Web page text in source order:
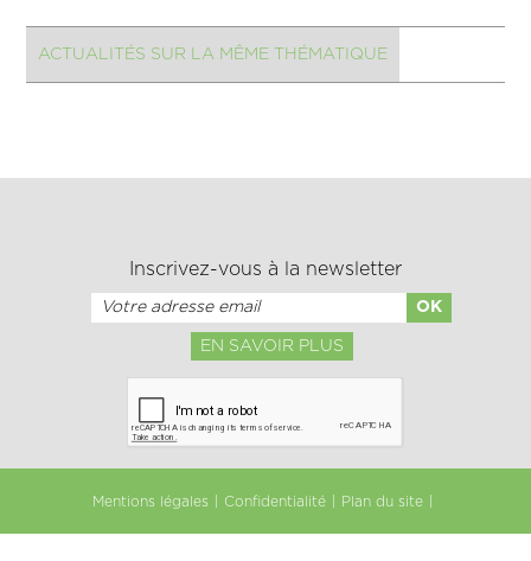
ACTUALITÉS SUR LA MÊME THÉMATIQUE
Inscrivez-vous à la newsletter
EN SAVOIR PLUS
Mentions légales Confidentialité Plan du site